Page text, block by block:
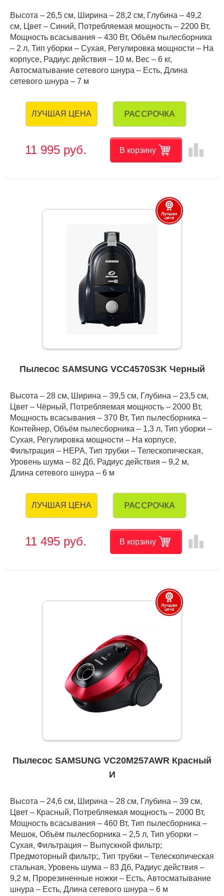
Высота – 26,5 см, Ширина – 28,2 см, Глубина – 49,2
см, Цвет – Синий, Потребляемая мощность – 2200 Вт,
Мощность всасывания – 430 Вт, Объём пылесборника
– 2 л, Тип уборки – Сухая, Регулировка мощности – На
корпусе, Радиус действия – 10 м, Вес – 6 кг,
Автосматывание сетевого шнура – Есть, Длина
сетевого шнура – 7 м
ЛУЧШАЯ ЦЕНА РАССРОЧКА
11 995 руб. В корзину leaderboard
Пылесос SAMSUNG VCC4570S3K Черный
Высота – 28 см, Ширина – 39,5 см, Глубина – 23,5 см,
Цвет – Чёрный, Потребляемая мощность – 2000 Вт,
Мощность всасывания – 370 Вт, Тип пылесборника –
Контейнер, Объём пылесборника – 1,3 л, Тип уборки –
Сухая, Регулировка мощности – На корпусе,
Фильтрация – HEPA, Тип трубки – Телескопическая,
Уровень шума – 82 Дб, Радиус действия – 9,2 м,
Длина сетевого шнура – 6 м
ЛУЧШАЯ ЦЕНА РАССРОЧКА
11 495 руб. В корзину leaderboard
Пылесос SAMSUNG VC20M257AWR Красный
И
Высота – 24,6 см, Ширина – 28 см, Глубина – 39 см,
Цвет – Красный, Потребляемая мощность – 2000 Вт,
Мощность всасывания – 460 Вт, Тип пылесборника –
Мешок, Объём пылесборника – 2,5 л, Тип уборки –
Сухая, Фильтрация – Выпускной фильтр;
Предмоторный фильтр;, Тип трубки – Телескопическая
стальная, Уровень шума – 83 Дб, Радиус действия –
9,2 м, Прорезиненные ножки – Есть, Автосматывание
шнура – Есть, Длина сетевого шнура – 6 м